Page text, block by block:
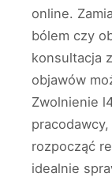
online.
bólem czy
konsultacja
objawów
Zwolnienie
rozpocząć
idealnie